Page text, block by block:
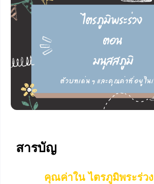
สารบัญ
คุณค่าใน ไตรภูมิพระร่ว